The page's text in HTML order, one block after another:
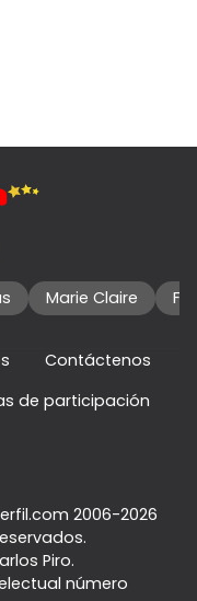
Marie Claire
Contáctenos
de participación
2006-2026
Piro.
número